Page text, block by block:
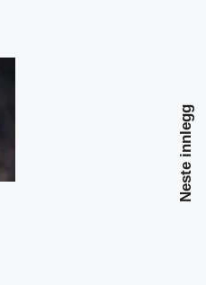
Neste innlegg